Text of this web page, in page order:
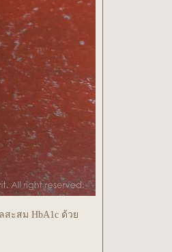
สะสม HbA1c ด้ว